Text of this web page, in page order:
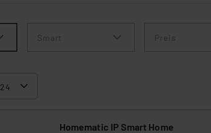
Smart Preis
Homematic IP Smart Home